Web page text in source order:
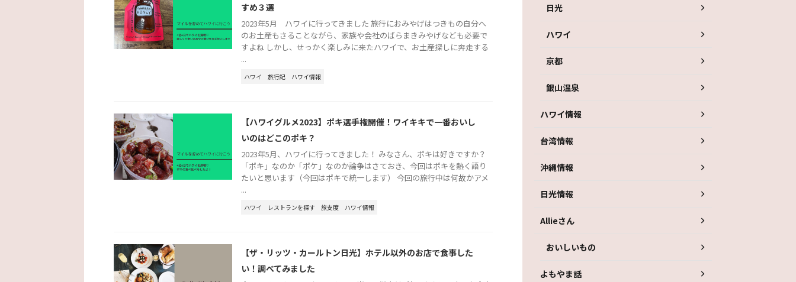
すめ３選
2023年5月 ハワイに行ってきました 旅行におみやげはつきもの自分へ
のお土産もさることながら、家族や会社のばらまきみやげなども必要で
すよね しかし、せっかく楽しみに来たハワイで、お土産探しに奔走する
...
ハワイ 旅行記 ハワイ情報
【ハワイグルメ2023】ポキ選手権開催！ワイキキで一番おいし
いのはどこのポキ？
2023年5月、ハワイに行ってきました！ みなさん、ポキは好きですか？
「ポキ」なのか「ポケ」なのか論争はさておき、今回はポキを熱く語り
たいと思います（今回はポキで統一します） 今回の旅行中は何故かアメ
...
ハワイ レストランを探す 旅支度 ハワイ情報
【ザ・リッツ・カールトン日光】ホテル以外のお店で食事した
い！調べてみました
日光
ハワイ
京都
銀山温泉
ハワイ情報
台湾情報
沖縄情報
日光情報
Allieさん
おいしいもの
よもやま話